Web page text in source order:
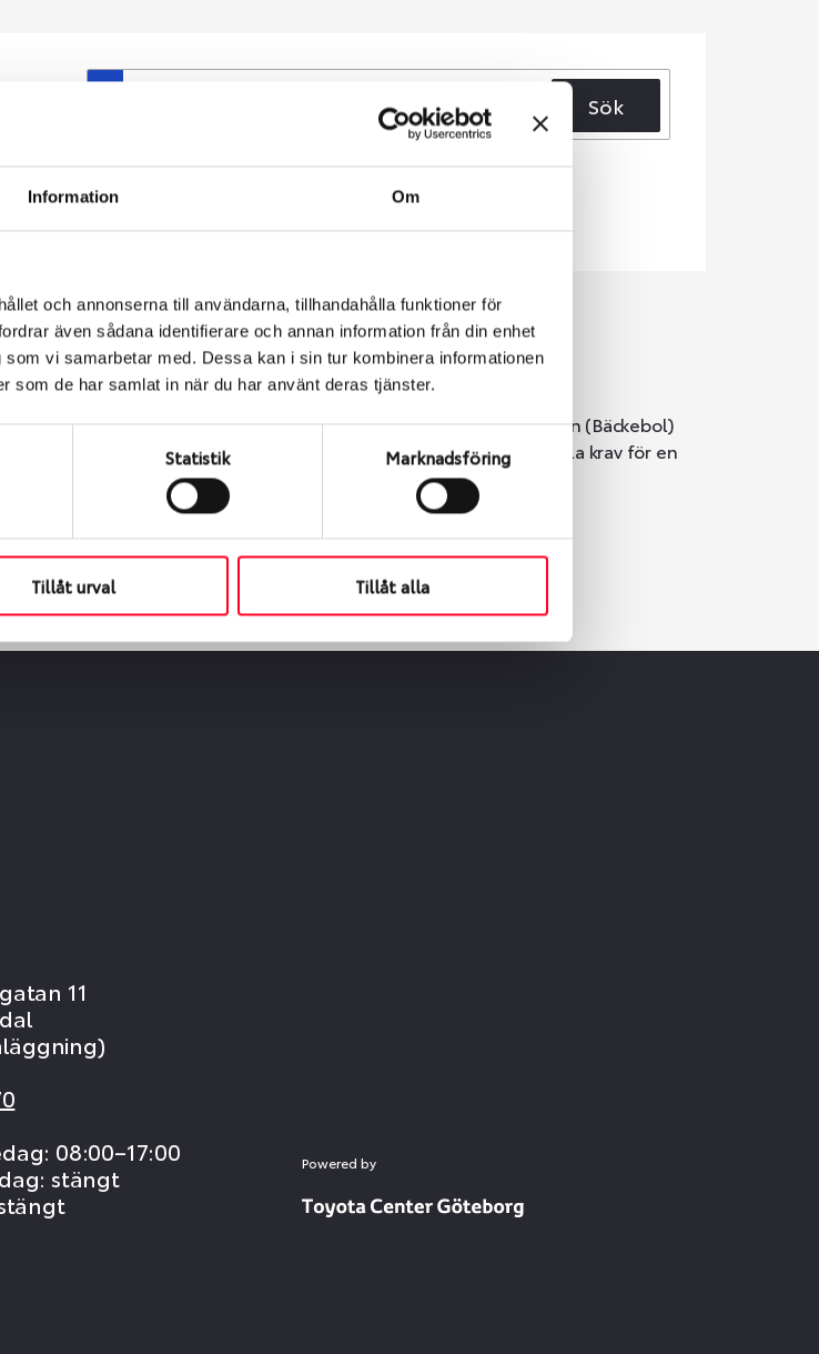
Information Om
och annonserna till användarna, tillhandahålla funktioner för
även sådana identifierare och annan information från din enhet
vi samarbetar med. Dessa kan i sin tur kombinera informationen
som de har samlat in när du har använt deras tjänster.
Statistik Marknadsföring
Tillåt urval Tillåt alla
din
lopp
Sök
till någon av våra däckverkstäder i Göteborg. Välj mellan Hisingen (Bäckebol)
eller service. När vi byter dina däck ser vi till att de uppfyller alla krav för en
11
08:00–17:00
stängt
Powered by